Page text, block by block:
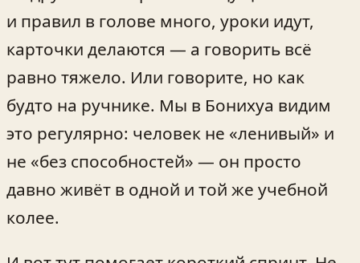
и правил в голове много, уроки идут,
карточки делаются — а говорить всё
равно тяжело. Или говорите, но как
будто на ручнике. Мы в Бонихуа видим
это регулярно: человек не «ленивый» и
не «без способностей» — он просто
давно живёт в одной и той же учебной
колее.